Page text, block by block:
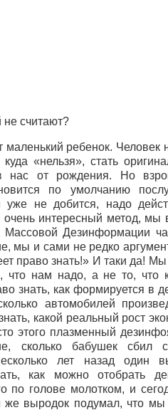
считают?
ребенок. Человек
«нельзя», стать
в нас от рождения. Но
по умолчанию
не добится, надо
интересный метод, мы
Дезинформации
мы и сами не редко
право знать!» И таки да!
что нам надо, а не то, что
знать, как формируется в
автомобилей
какой реальный рост
этого плазменный
сколько бабушек сбил
лет назад один
как можно отобрать
по голове молотком, и
же выродок подумал, что